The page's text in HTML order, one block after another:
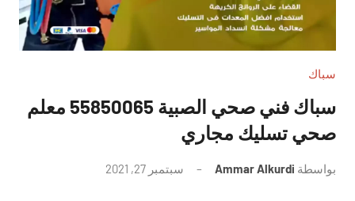
سباك
سباك فني صحي الصبية 55850065 معلم
صحي تسليك مجاري
بواسطة Ammar Alkurdi سبتمبر 27, 2021